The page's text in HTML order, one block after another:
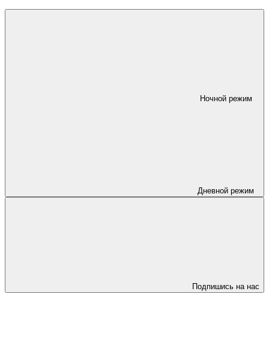
Ночной режим
Дневной режим
Подпишись на нас